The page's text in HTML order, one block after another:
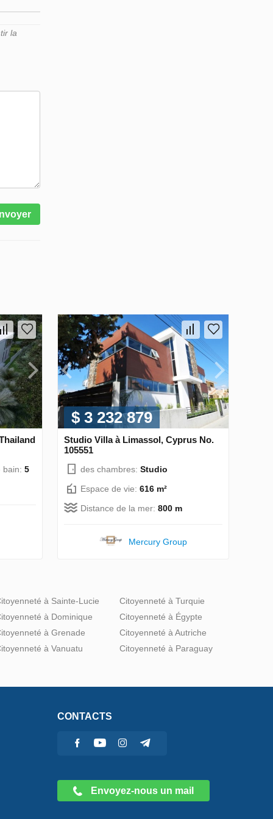
la
bain: 5
$ 3 232 879
Studio Villa à Limassol, Cyprus No.
105551
des chambres: Studio
Espace de vie: 616 m²
Distance de la mer: 800 m
Mercury Group
à Sainte-Lucie
à Dominique
à Grenade
à Vanuatu
Citoyenneté à Turquie
Citoyenneté à Égypte
Citoyenneté à Autriche
Citoyenneté à Paraguay
CONTACTS
Envoyez-nous un mail